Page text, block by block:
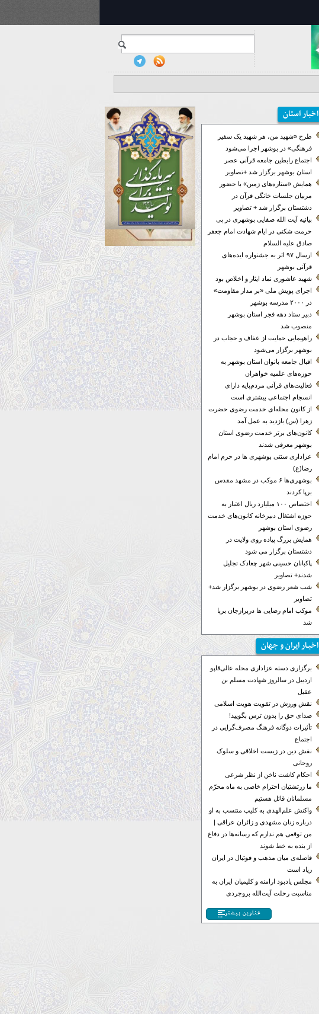
اخبار استان
طرح «شهید من، هر شهید یک سفیر
فرهنگی» در بوشهر اجرا می‌شود
اجتماع رابطین جامعه قرآنی عصر
استان بوشهر برگزار شد +تصاویر
همایش «ستاره‌های زمین» با حضور
مربیان جلسات خانگی قرآن در
دشتستان برگزار شد + تصاویر
بیانیه آیت الله صفایی بوشهری در پی
حرمت شکنی در ایام شهادت امام جعفر
صادق علیه السلام
ارسال ۹۷ اثر به جشنواره ایده‌های
قرآنی بوشهر
شهید عاشوری نماد ایثار و اخلاص بود
اجرای پویش ملی «بر مدار مقاومت»
در ۲۰۰۰ مدرسه بوشهر
دبیر ستاد دهه فجر استان بوشهر
منصوب شد
راهپیمایی حمایت از عفاف و حجاب در
بوشهر برگزار می‌شود
اقبال جامعه بانوان استان بوشهر به
حوزه‌های علمیه خواهران
فعالیت‌های قرآنی مردم‌پایه دارای
انسجام اجتماعی بیشتری است
از کانون محله‌ای خدمت رضوی حضرت
زهرا (س) بازدید به عمل آمد
کانون‌های برتر خدمت رضوی استان
بوشهر معرفی شدند
عزاداری سنتی بوشهری ها در حرم امام
رضا(ع)
بوشهری‌ها ۶ موکب در مشهد مقدس
برپا کردند
اختصاص ۱۰۰ میلیارد ریال اعتبار به
حوزه اشتغال دبیرخانه کانون‌های خدمت
رضوی استان بوشهر
همایش بزرگ پیاده روی ولایت در
دشتستان برگزار می شود
پاکبانان حسینی شهر چغادک تجلیل
شدند+ تصاویر
شب شعر رضوی در بوشهر برگزار شد+
تصاویر
موکب‌ امام رضایی ها دربرازجان برپا
شد
اخبـار ایران و جهان
برگزاری دسته عزاداری محله عالی‌قاپو
اردبیل در سالروز شهادت مسلم بن
عقیل
نقش ورزش در تقویت هویت اسلامی
صدای حق را بدون ترس بگویید!
تأثیرات دوگانه فرهنگ مصرف‌گرایی در
اجتماع
نقش دین در زیست اخلاقی و سلوک
روحانی
احکام کاشت ناخن از نظر شرعی
ما زرتشتیان احترام خاصی به ماه محرّم
مسلمانان قائل هستیم
واکنش علم‌الهدی به کلیپ منتسب به او
درباره زنان مشهدی و زائران عراقی |
من توقعی هم ندارم که رسانه‌ها در دفاع
از بنده به خط شوند
فاصله‌ی میان مذهب و فوتبال در ایران
زیاد است
مجلس یادبود ارامنه و کلیمیان ایران به
مناسبت رحلت آیت‌الله بروجردی
عناوین بیشتر